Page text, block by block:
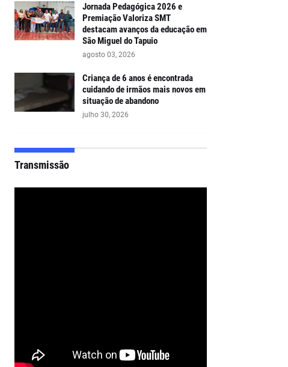
Jornada Pedagógica 2026 e
Premiação Valoriza SMT
destacam avanços da educação em
São Miguel do Tapuio
agosto 03, 2026
Criança de 6 anos é encontrada
cuidando de irmãos mais novos em
situação de abandono
julho 30, 2026
Transmissão